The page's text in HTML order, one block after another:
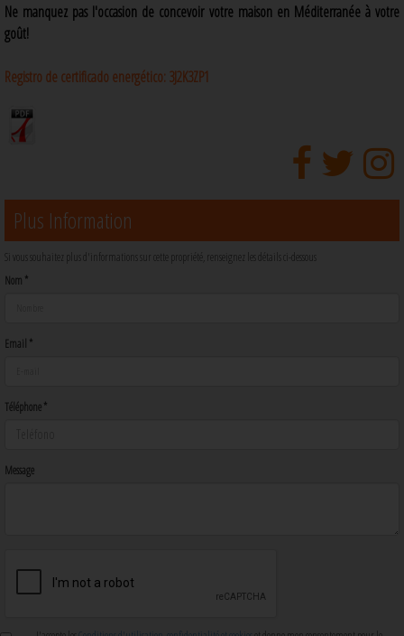
Ne manquez pas l'occasion de concevoir votre maison en Méditerranée à votre
goût!
Registro de certificado energético: 3J2K3ZP1
Plus Information
Si vous souhaitez plus d'informations sur cette propriété, renseignez les détails ci-dessous
Nom *
Email *
Téléphone *
Message